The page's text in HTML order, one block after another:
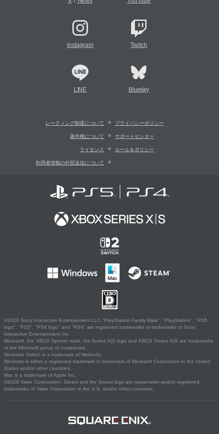
Instagram Twitch
LINE Bluesky
レーティング制度について プライバシーポリシー
著作権について サポートセンター
ライセンス ルール＆ポリシー
利用者情報の外部送信について
©2026 Sony Interactive Entertainment LLC."PlayStation Family Mark", "PlayStation", "PS5
logo", "PS5", "PS4 logo" and "PS4" are registered trademarks or trademarks of Sony
Interactive Entertainment Inc.
Microsoft, the XBOX Sphere mark, the Series X|S logo and XBOX Series X|S are trademarks
of the Microsoft group of companies.
Nintendo Switch is a trademark of Nintendo.
Windows is either a registered trademark or trademark of Microsoft Corporation in the United
States and/or other countries.
Mac is a trademark of Apple Inc.
©2026 Valve Corporation. Steam and the Steam logo are trademarks and/or registered
trademarks of Valve Corporation in the U.S. and/or other countries.